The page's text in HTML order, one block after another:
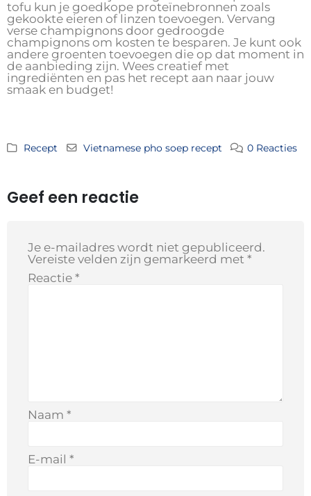
tofu kun je goedkope proteïnebronnen zoals
gekookte eieren of linzen toevoegen. Vervang
verse champignons door gedroogde
champignons om kosten te besparen. Je kunt ook
andere groenten toevoegen die op dat moment in
de aanbieding zijn. Wees creatief met
ingrediënten en pas het recept aan naar jouw
smaak en budget!
Recept Vietnamese pho soep recept 0 Reacties
Geef een reactie
Je e-mailadres wordt niet gepubliceerd.
Vereiste velden zijn gemarkeerd met *
Reactie *
Naam *
E-mail *